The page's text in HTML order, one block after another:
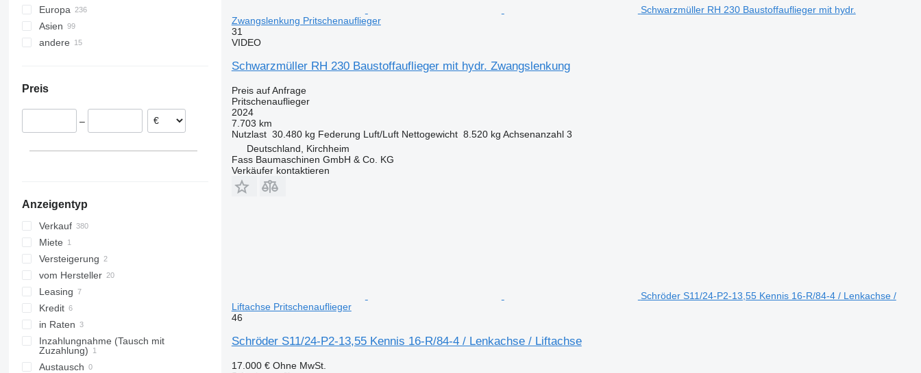
Bremen
Europa
Niederlande
Polen
Spanien
Dänemark
Asien
China
andere
Chile
Preis
–
Anzeigentyp
Verkauf
Miete
Versteigerung
vom Hersteller
Leasing
Kredit
in Raten
Inzahlungnahme (Tausch mit
Zuzahlung)
Austausch
Schwarzmüller RH 230 Baustoffauflieger mit hydr.
Zwangslenkung Pritschenauflieger
31
VIDEO
Schwarzmüller RH 230 Baustoffauflieger mit hydr. Zwangslenkung
Preis auf Anfrage
Pritschenauflieger
2024
7.703 km
Nutzlast 30.480 kg Federung Luft/Luft Nettogewicht 8.520 kg Achsenanzahl 3
Deutschland, Kirchheim
Fass Baumaschinen GmbH & Co. KG
Verkäufer kontaktieren
Schröder S11/24-P2-13,55 Kennis 16-R/84-4 / Lenkachse /
Liftachse Pritschenauflieger
46
Schröder S11/24-P2-13,55 Kennis 16-R/84-4 / Lenkachse / Liftachse
17.000 € Ohne MwSt.